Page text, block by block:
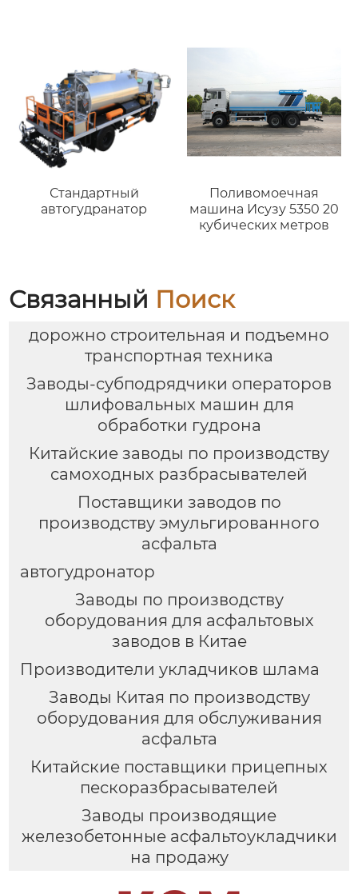
Стандартный
автогудранатор
Поливомоечная
машина Исузу 5350 20
кубических метров
Связанный Поиск
дорожно строительная и подъемно
транспортная техника
Заводы-субподрядчики операторов
шлифовальных машин для
обработки гудрона
Китайские заводы по производству
самоходных разбрасывателей
Поставщики заводов по
производству эмульгированного
асфальта
автогудронатор
Заводы по производству
оборудования для асфальтовых
заводов в Китае
Производители укладчиков шлама
Заводы Китая по производству
оборудования для обслуживания
асфальта
Китайские поставщики прицепных
пескоразбрасывателей
Заводы производящие
железобетонные асфальтоукладчики
на продажу